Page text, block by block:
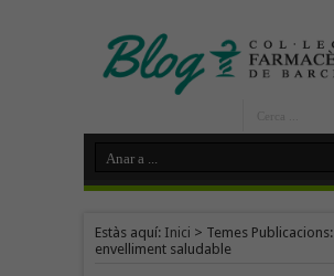
Estàs aquí: Inici > Temes Publicacions:
envelliment saludable